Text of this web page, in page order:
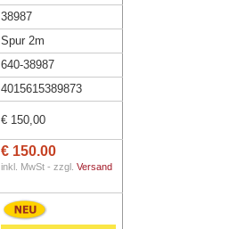
38987
Spur 2m
640-38987
4015615389873
€ 150,00
€ 150.00
inkl. MwSt - zzgl. Versand